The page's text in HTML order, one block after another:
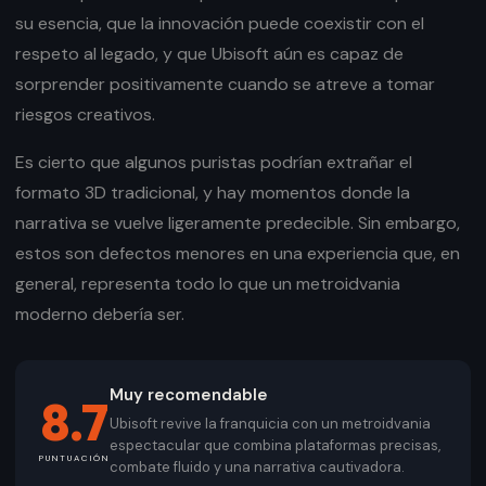
su esencia, que la innovación puede coexistir con el
respeto al legado, y que Ubisoft aún es capaz de
sorprender positivamente cuando se atreve a tomar
riesgos creativos.
Es cierto que algunos puristas podrían extrañar el
formato 3D tradicional, y hay momentos donde la
narrativa se vuelve ligeramente predecible. Sin embargo,
estos son defectos menores en una experiencia que, en
general, representa todo lo que un metroidvania
moderno debería ser.
8.7
PUNTUACIÓN
Muy recomendable
Ubisoft revive la franquicia con un metroidvania
espectacular que combina plataformas precisas,
combate fluido y una narrativa cautivadora.